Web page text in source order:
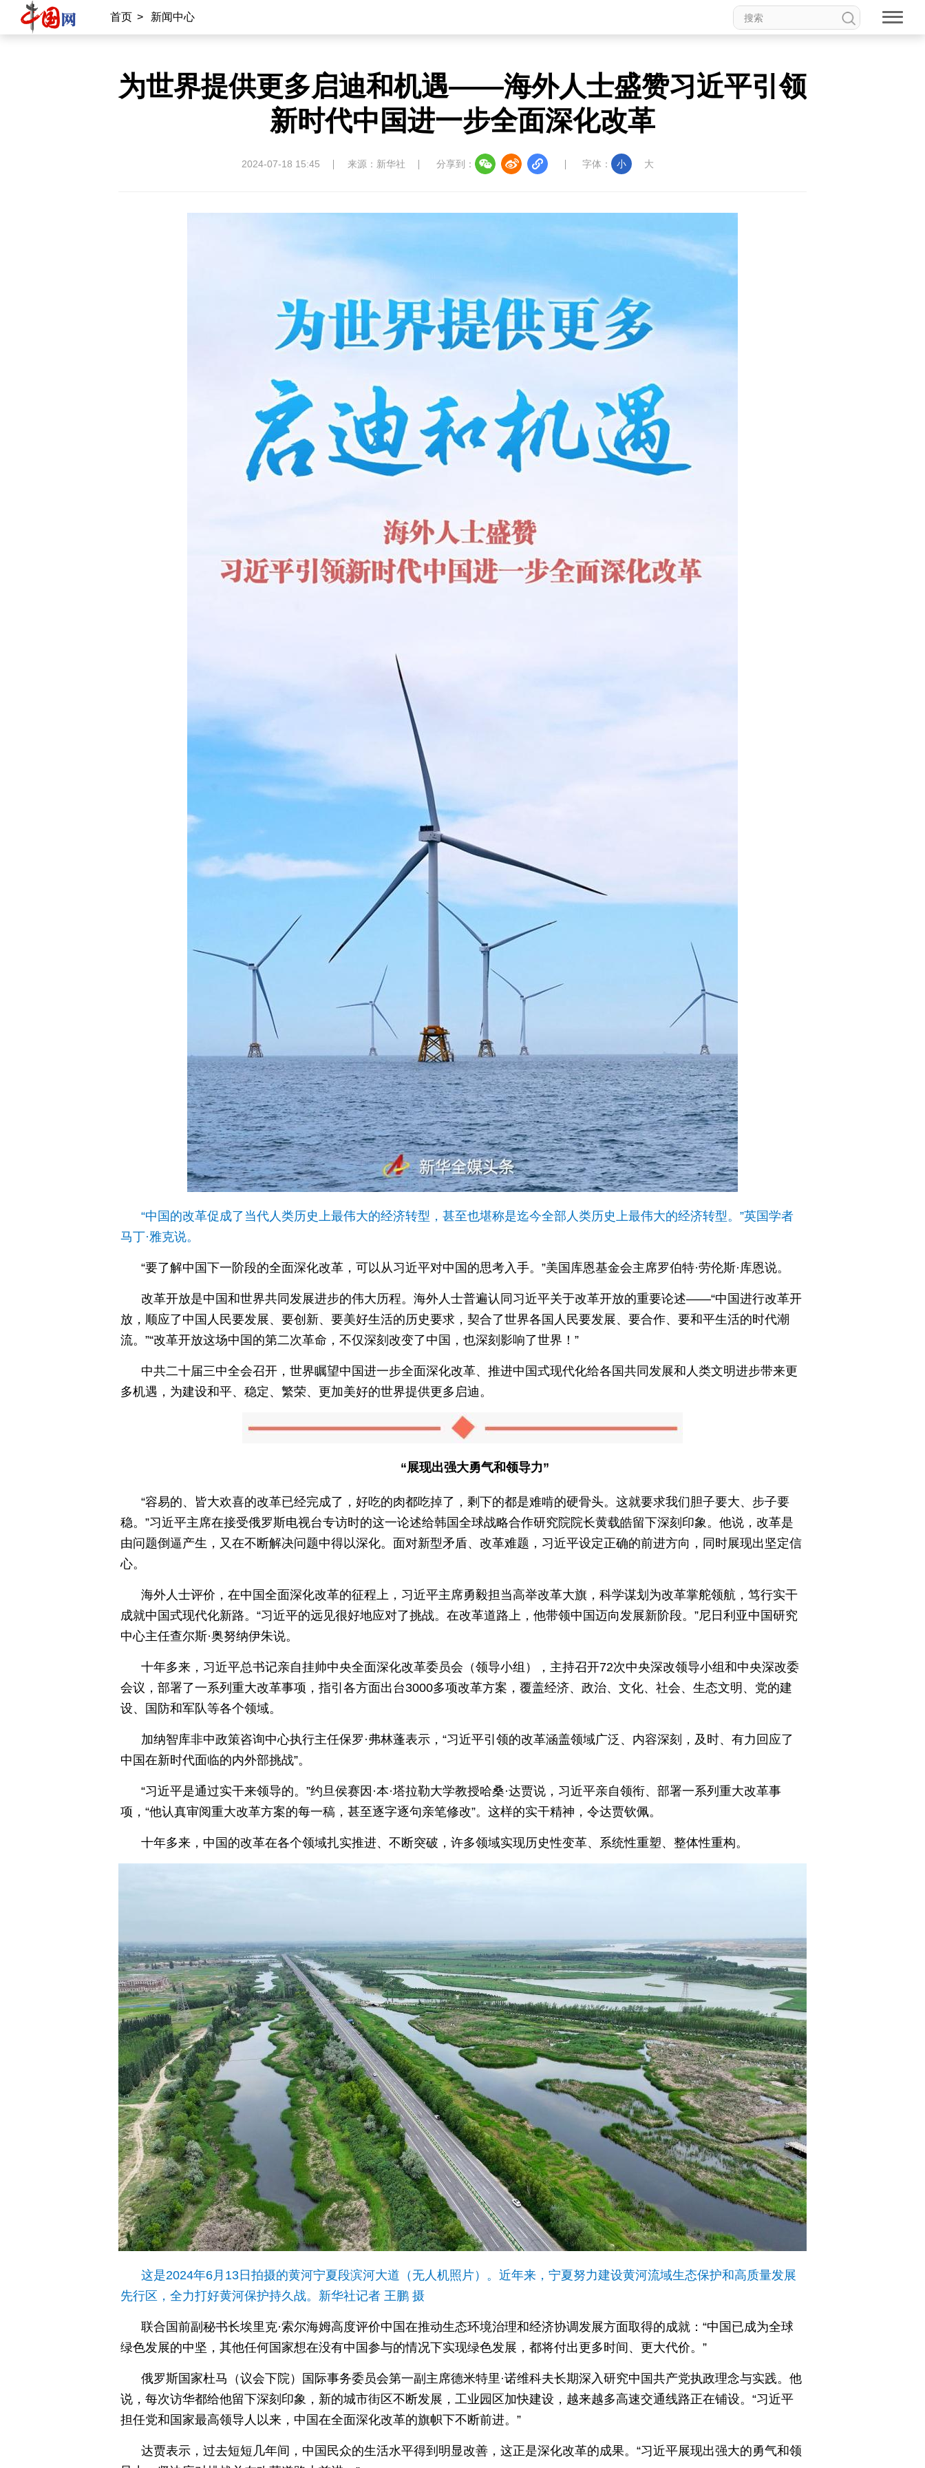
首页 > 新闻中心
为世界提供更多启迪和机遇——海外人士盛赞习近平引领
新时代中国进一步全面深化改革
2024-07-18 15:45 来源：新华社 分享到： 字体： 小 大
“中国的改革促成了当代人类历史上最伟大的经济转型，甚至也堪称是迄今全部人类历史上最伟大的经济转型。”英国学者
马丁·雅克说。
“要了解中国下一阶段的全面深化改革，可以从习近平对中国的思考入手。”美国库恩基金会主席罗伯特·劳伦斯·库恩说。
改革开放是中国和世界共同发展进步的伟大历程。海外人士普遍认同习近平关于改革开放的重要论述——“中国进行改革开
放，顺应了中国人民要发展、要创新、要美好生活的历史要求，契合了世界各国人民要发展、要合作、要和平生活的时代潮
流。”“改革开放这场中国的第二次革命，不仅深刻改变了中国，也深刻影响了世界！”
中共二十届三中全会召开，世界瞩望中国进一步全面深化改革、推进中国式现代化给各国共同发展和人类文明进步带来更
多机遇，为建设和平、稳定、繁荣、更加美好的世界提供更多启迪。
“展现出强大勇气和领导力”
“容易的、皆大欢喜的改革已经完成了，好吃的肉都吃掉了，剩下的都是难啃的硬骨头。这就要求我们胆子要大、步子要
稳。”习近平主席在接受俄罗斯电视台专访时的这一论述给韩国全球战略合作研究院院长黄载皓留下深刻印象。他说，改革是
由问题倒逼产生，又在不断解决问题中得以深化。面对新型矛盾、改革难题，习近平设定正确的前进方向，同时展现出坚定信
心。
海外人士评价，在中国全面深化改革的征程上，习近平主席勇毅担当高举改革大旗，科学谋划为改革掌舵领航，笃行实干
成就中国式现代化新路。“习近平的远见很好地应对了挑战。在改革道路上，他带领中国迈向发展新阶段。”尼日利亚中国研究
中心主任查尔斯·奥努纳伊朱说。
十年多来，习近平总书记亲自挂帅中央全面深化改革委员会（领导小组），主持召开72次中央深改领导小组和中央深改委
会议，部署了一系列重大改革事项，指引各方面出台3000多项改革方案，覆盖经济、政治、文化、社会、生态文明、党的建
设、国防和军队等各个领域。
加纳智库非中政策咨询中心执行主任保罗·弗林蓬表示，“习近平引领的改革涵盖领域广泛、内容深刻，及时、有力回应了
中国在新时代面临的内外部挑战”。
“习近平是通过实干来领导的。”约旦侯赛因·本·塔拉勒大学教授哈桑·达贾说，习近平亲自领衔、部署一系列重大改革事
项，“他认真审阅重大改革方案的每一稿，甚至逐字逐句亲笔修改”。这样的实干精神，令达贾钦佩。
十年多来，中国的改革在各个领域扎实推进、不断突破，许多领域实现历史性变革、系统性重塑、整体性重构。
这是2024年6月13日拍摄的黄河宁夏段滨河大道（无人机照片）。近年来，宁夏努力建设黄河流域生态保护和高质量发展
先行区，全力打好黄河保护持久战。新华社记者 王鹏 摄
联合国前副秘书长埃里克·索尔海姆高度评价中国在推动生态环境治理和经济协调发展方面取得的成就：“中国已成为全球
绿色发展的中坚，其他任何国家想在没有中国参与的情况下实现绿色发展，都将付出更多时间、更大代价。”
俄罗斯国家杜马（议会下院）国际事务委员会第一副主席德米特里·诺维科夫长期深入研究中国共产党执政理念与实践。他
说，每次访华都给他留下深刻印象，新的城市街区不断发展，工业园区加快建设，越来越多高速交通线路正在铺设。“习近平
担任党和国家最高领导人以来，中国在全面深化改革的旗帜下不断前进。”
达贾表示，过去短短几年间，中国民众的生活水平得到明显改善，这正是深化改革的成果。“习近平展现出强大的勇气和领